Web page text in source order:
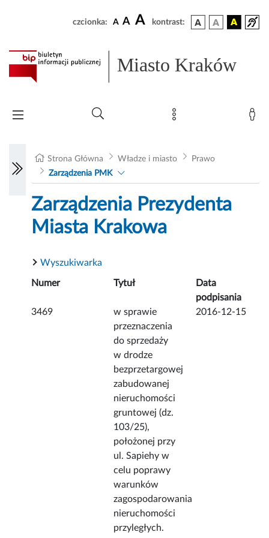
czcionka: A A A kontrast:
Miasto Kraków
Strona Główna Władze i miasto
Prawo
Zarządzenia PMK
Zarządzenia Prezydenta
Miasta Krakowa
Wyszukiwarka
Numer Tytuł
Data
podpisania
3469
w sprawie
przeznaczenia
do sprzedaży
w drodze
bezprzetargowej
zabudowanej
nieruchomości
gruntowej (dz.
103/25),
położonej przy
ul. Sapiehy w
celu poprawy
warunków
zagospodarowania
nieruchomości
przyległych.
2016-12-15